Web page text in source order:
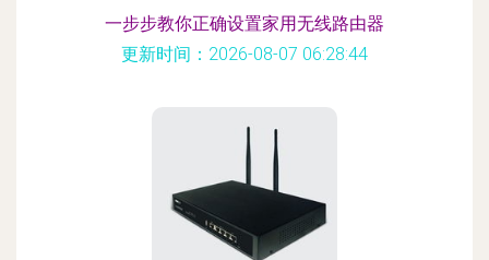
一步步教你正确设置家用无线路由器
更新时间：2026-08-07 06:28:44